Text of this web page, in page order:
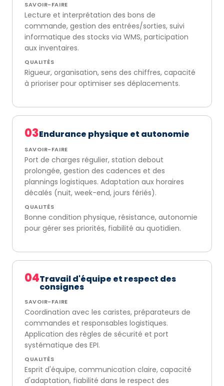
SAVOIR-FAIRE
Lecture et interprétation des bons de
commande, gestion des entrées/sorties, suivi
informatique des stocks via WMS, participation
aux inventaires.
QUALITÉS
Rigueur, organisation, sens des chiffres, capacité
à prioriser pour optimiser ses déplacements.
03Endurance physique et autonomie
SAVOIR-FAIRE
Port de charges régulier, station debout
prolongée, gestion des cadences et des
plannings logistiques. Adaptation aux horaires
décalés (nuit, week-end, jours fériés).
QUALITÉS
Bonne condition physique, résistance, autonomie
pour gérer ses priorités, fiabilité au quotidien.
04Travail d'équipe et respect des
consignes
SAVOIR-FAIRE
Coordination avec les caristes, préparateurs de
commandes et responsables logistiques.
Application des règles de sécurité et port
systématique des EPI.
QUALITÉS
Esprit d'équipe, communication claire, capacité
d'adaptation, fiabilité dans le respect des